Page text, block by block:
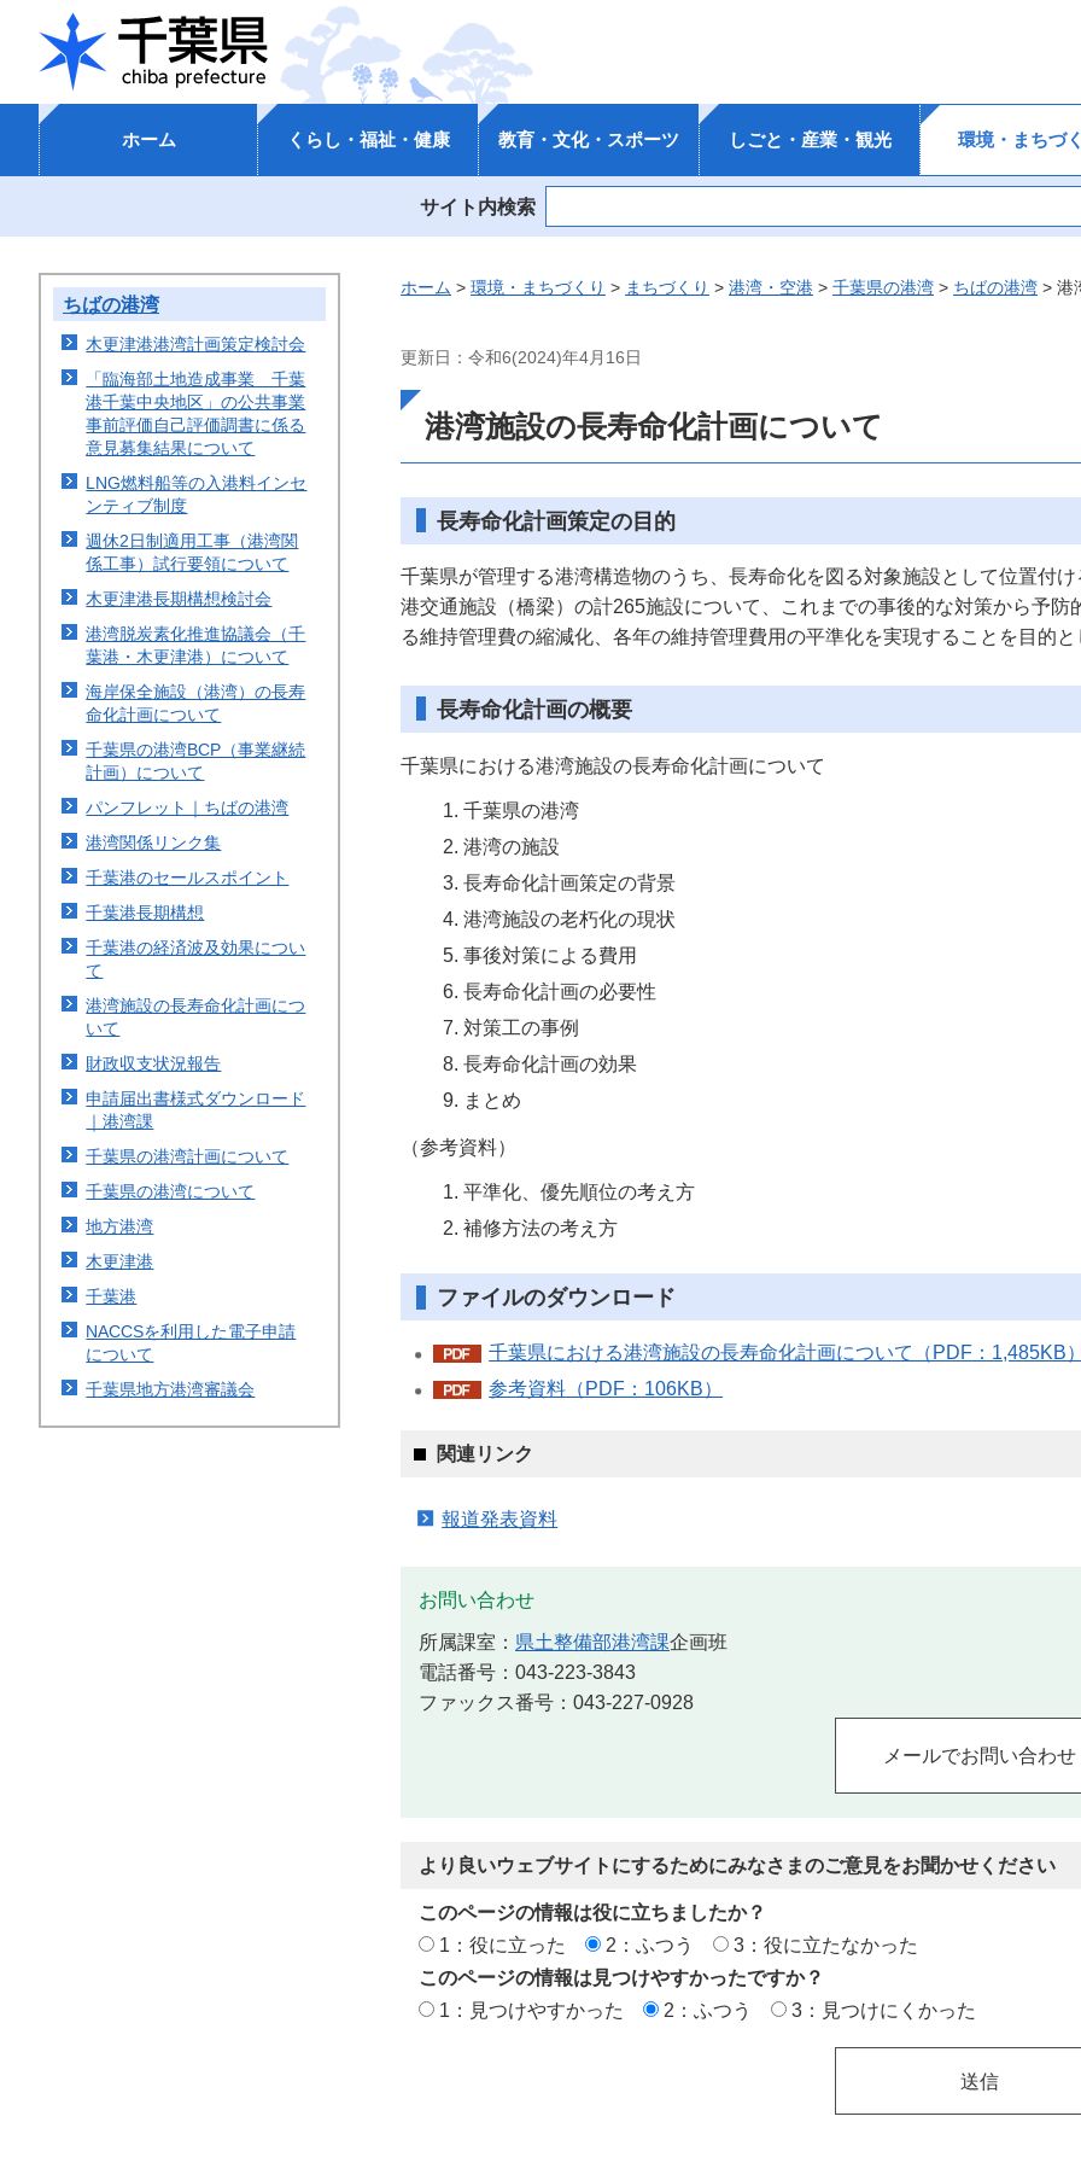
千葉県
ホーム くらし・福祉・健康 教育・文化・スポーツ しごと・産業・観光 環境・まちづ
サイト内検索
ちばの港湾
木更津港港湾計画策定検討会
「臨海部土地造成事業 千葉
港千葉中央地区」の公共事業
事前評価自己評価調書に係る
意見募集結果について
LNG燃料船等の入港料インセ
ンティブ制度
週休2日制適用工事（港湾関
係工事）試行要領について
木更津港長期構想検討会
港湾脱炭素化推進協議会（千
葉港・木更津港）について
海岸保全施設（港湾）の長寿
命化計画について
千葉県の港湾BCP（事業継続
計画）について
パンフレット｜ちばの港湾
港湾関係リンク集
千葉港のセールスポイント
千葉港長期構想
千葉港の経済波及効果につい
て
港湾施設の長寿命化計画につ
いて
財政収支状況報告
申請届出書様式ダウンロード
｜港湾課
千葉県の港湾計画について
千葉県の港湾について
地方港湾
木更津港
千葉港
NACCSを利用した電子申請
について
千葉県地方港湾審議会
ホーム > 環境・まちづくり > まちづくり > 港湾・空港 > 千葉県の港湾 > ちばの港湾 > 港
更新日：令和6(2024)年4月16日
港湾施設の長寿命化計画について
長寿命化計画策定の目的
千葉県が管理する港湾構造物のうち、長寿命化を図る対象施設として位置付
港交通施設（橋梁）の計265施設について、これまでの事後的な対策から予
る維持管理費の縮減化、各年の維持管理費用の平準化を実現することを目的
長寿命化計画の概要
千葉県における港湾施設の長寿命化計画について
千葉県の港湾
港湾の施設
長寿命化計画策定の背景
港湾施設の老朽化の現状
事後対策による費用
長寿命化計画の必要性
対策工の事例
長寿命化計画の効果
まとめ
（参考資料）
平準化、優先順位の考え方
補修方法の考え方
ファイルのダウンロード
千葉県における港湾施設の長寿命化計画について（PDF：1,485KB
参考資料（PDF：106KB）
関連リンク
報道発表資料
お問い合わせ
所属課室： 県土整備部港湾課企画班
電話番号：043-223-3843
ファックス番号：043-227-0928
より良いウェブサイトにするためにみなさまのご意見をお聞かせください
このページの情報は役に立ちましたか？
1：役に立った
2：ふつう
3：役に立たなかった
このページの情報は見つけやすかったですか？
1：見つけやすかった
2：ふつう 3：見つけにくかった